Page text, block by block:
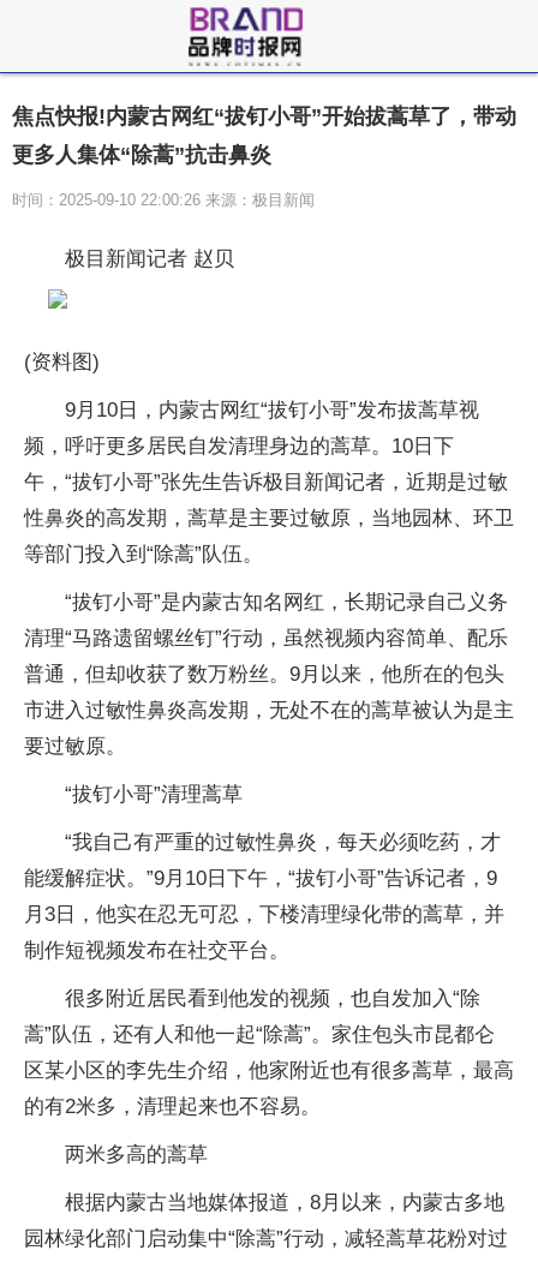
焦点快报!内蒙古网红“拔钉小哥”开始拔蒿草了，带动
更多人集体“除蒿”抗击鼻炎
时间：2025-09-10 22:00:26 来源：极目新闻
极目新闻记者 赵贝
(资料图)
9月10日，内蒙古网红“拔钉小哥”发布拔蒿草视
频，呼吁更多居民自发清理身边的蒿草。10日下
午，“拔钉小哥”张先生告诉极目新闻记者，近期是过敏
性鼻炎的高发期，蒿草是主要过敏原，当地园林、环卫
等部门投入到“除蒿”队伍。
“拔钉小哥”是内蒙古知名网红，长期记录自己义务
清理“马路遗留螺丝钉”行动，虽然视频内容简单、配乐
普通，但却收获了数万粉丝。9月以来，他所在的包头
市进入过敏性鼻炎高发期，无处不在的蒿草被认为是主
要过敏原。
“拔钉小哥”清理蒿草
“我自己有严重的过敏性鼻炎，每天必须吃药，才
能缓解症状。”9月10日下午，“拔钉小哥”告诉记者，9
月3日，他实在忍无可忍，下楼清理绿化带的蒿草，并
制作短视频发布在社交平台。
很多附近居民看到他发的视频，也自发加入“除
蒿”队伍，还有人和他一起“除蒿”。家住包头市昆都仑
区某小区的李先生介绍，他家附近也有很多蒿草，最高
的有2米多，清理起来也不容易。
两米多高的蒿草
根据内蒙古当地媒体报道，8月以来，内蒙古多地
园林绿化部门启动集中“除蒿”行动，减轻蒿草花粉对过